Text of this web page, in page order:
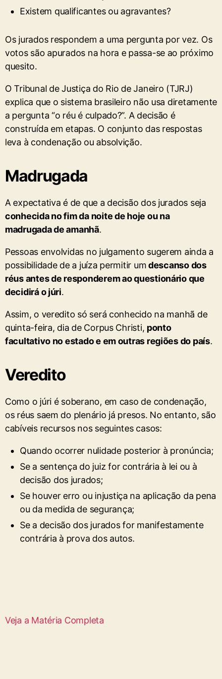
Existem qualificantes ou agravantes?
Os jurados respondem a uma pergunta por vez. Os
votos são apurados na hora e passa-se ao próximo
quesito.
O Tribunal de Justiça do Rio de Janeiro (TJRJ)
explica que o sistema brasileiro não usa diretamente
a pergunta “o réu é culpado?”. A decisão é
construída em etapas. O conjunto das respostas
leva à condenação ou absolvição.
Madrugada
A expectativa é de que a decisão dos jurados seja
conhecida no fim da noite de hoje ou na
madrugada de amanhã.
Pessoas envolvidas no julgamento sugerem ainda a
possibilidade de a juíza permitir umdescanso dos
réus antes de responderem ao questionário que
decidirá o júri.
Assim, o veredito só será conhecido na manhã de
quinta-feira, dia de Corpus Christi, ponto
facultativo no estado e em outras regiões do país.
Veredito
Como o júri é soberano, em caso de condenação,
os réus saem do plenário já presos. No entanto, são
cabíveis recursos nos seguintes casos:
Quando ocorrer nulidade posterior à pronúncia;
Se a sentença do juiz for contrária à lei ou à
decisão dos jurados;
Se houver erro ou injustiça na aplicação da pena
ou da medida de segurança;
Se a decisão dos jurados for manifestamente
contrária à prova dos autos.
Veja a Matéria Completa